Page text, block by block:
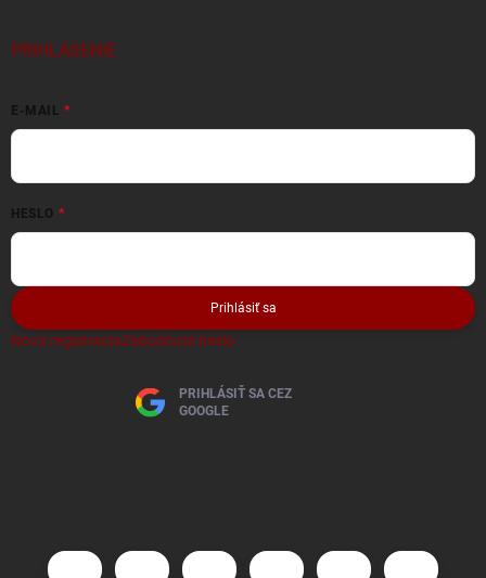
PRIHLÁSENIE
E-MAIL
HESLO
Prihlásiť sa
Nová registráciaZabudnuté heslo
PRIHLÁSIŤ SA CEZ
GOOGLE